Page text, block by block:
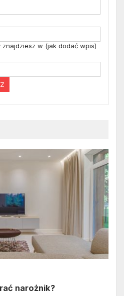
znajdziesz w (jak dodać wpis)
narożnik?